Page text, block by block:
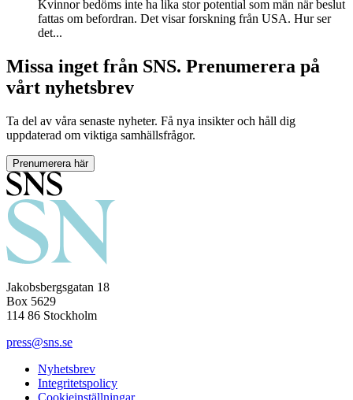
Kvinnor bedöms inte ha lika stor potential som män när beslut
fattas om befordran. Det visar forskning från USA. Hur ser
det...
Missa inget från SNS. Prenumerera på
vårt nyhetsbrev
Ta del av våra senaste nyheter. Få nya insikter och håll dig
uppdaterad om viktiga samhällsfrågor.
Prenumerera här
Jakobsbergsgatan 18
Box 5629
114 86 Stockholm
press@sns.se
Nyhetsbrev
Integritetspolicy